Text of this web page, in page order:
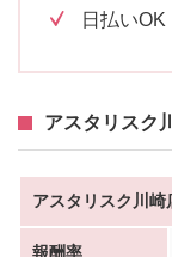
日払いOK
アスタリスク
アスタリスク川崎
報酬率